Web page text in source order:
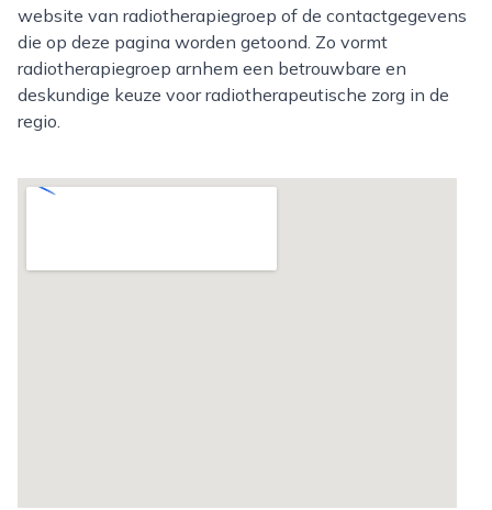
website van radiotherapiegroep of de contactgegevens
die op deze pagina worden getoond. Zo vormt
radiotherapiegroep arnhem een betrouwbare en
deskundige keuze voor radiotherapeutische zorg in de
regio.